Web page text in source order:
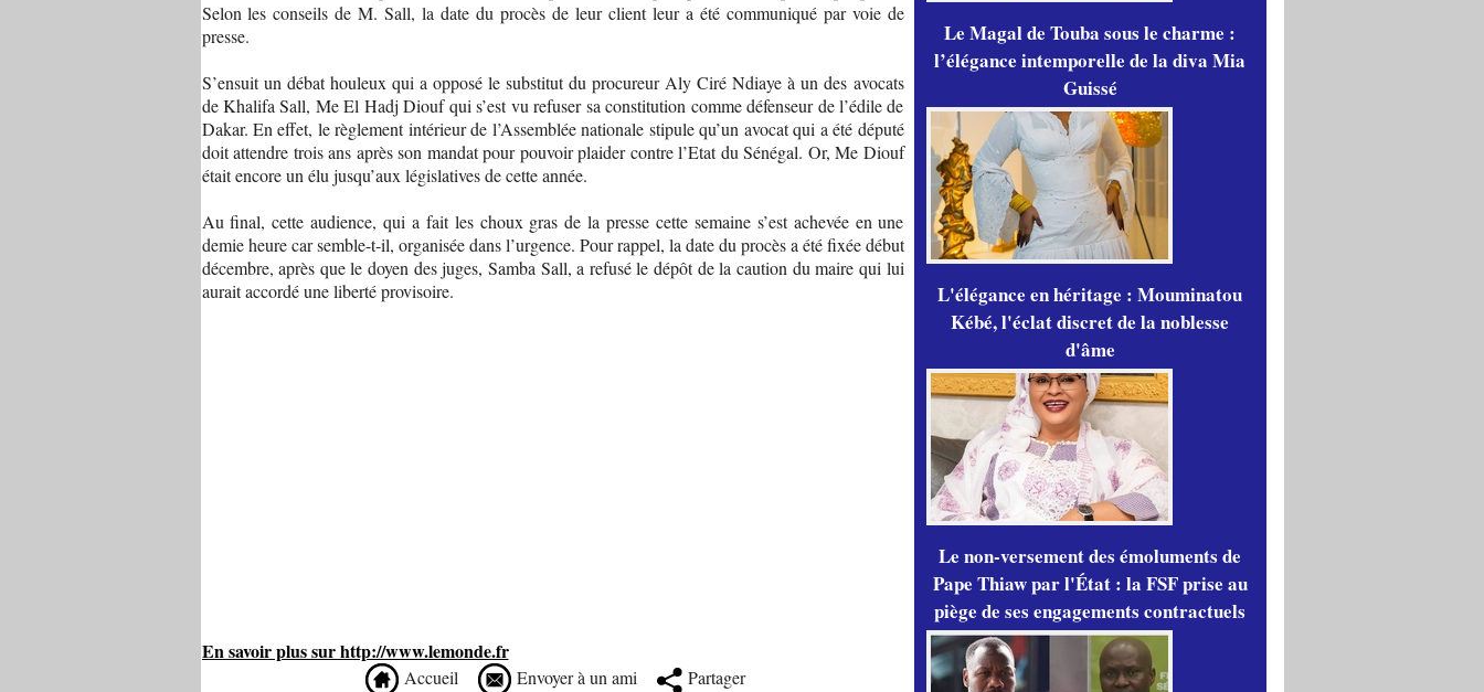
Selon les conseils de M. Sall, la date du procès de leur client leur a été communiqué par voie de
presse.
S’ensuit un débat houleux qui a opposé le substitut du procureur Aly Ciré Ndiaye à un des avocats
de Khalifa Sall, Me El Hadj Diouf qui s’est vu refuser sa constitution comme défenseur de l’édile de
Dakar. En effet, le règlement intérieur de l’Assemblée nationale stipule qu’un avocat qui a été député
doit attendre trois ans après son mandat pour pouvoir plaider contre l’Etat du Sénégal. Or, Me Diouf
était encore un élu jusqu’aux législatives de cette année.
Au final, cette audience, qui a fait les choux gras de la presse cette semaine s’est achevée en une
demie heure car semble-t-il, organisée dans l’urgence. Pour rappel, la date du procès a été fixée début
décembre, après que le doyen des juges, Samba Sall, a refusé le dépôt de la caution du maire qui lui
aurait accordé une liberté provisoire.
En savoir plus sur http://www.lemonde.fr
Accueil Envoyer à un ami Partager
Le Magal de Touba sous le charme :
l’élégance intemporelle de la diva Mia
Guissé
L'élégance en héritage : Mouminatou
Kébé, l'éclat discret de la noblesse
d'âme
Le non-versement des émoluments de
Pape Thiaw par l'État : la FSF prise au
piège de ses engagements contractuels